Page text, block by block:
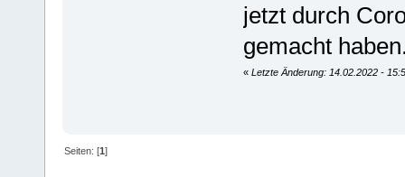
jetzt durch
gemacht
« Letzte Änderung: 14.02.2022 -
Seiten: [1]